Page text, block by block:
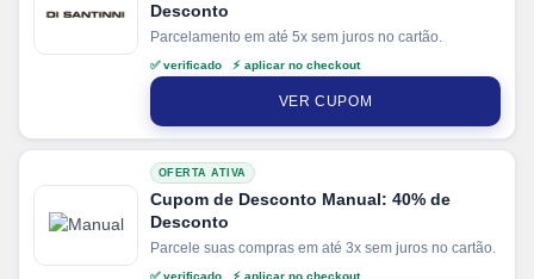
Desconto
Parcelamento em até 5x sem juros no cartão.
✅ verificado ⚡ aplicar no checkout
VER CUPOM
OFERTA ATIVA
Cupom de Desconto Manual: 40% de
Desconto
Parcele suas compras em até 3x sem juros no cartão.